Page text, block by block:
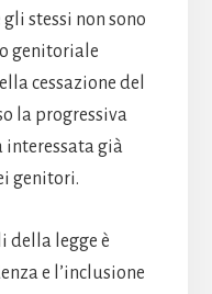
stessi non sono
genitoriale
cessazione del
la progressiva
interessata già
genitori.
della legge è
e l’inclusione